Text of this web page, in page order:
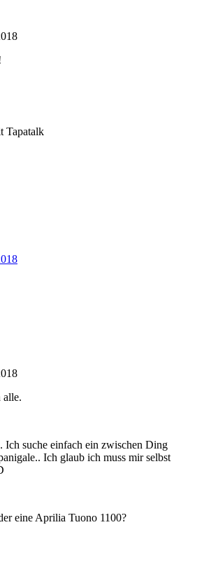
Tapatalk
alle.
Ich suche einfach ein zwischen Ding
Ich glaub ich muss mir selbst
eine Aprilia Tuono 1100?